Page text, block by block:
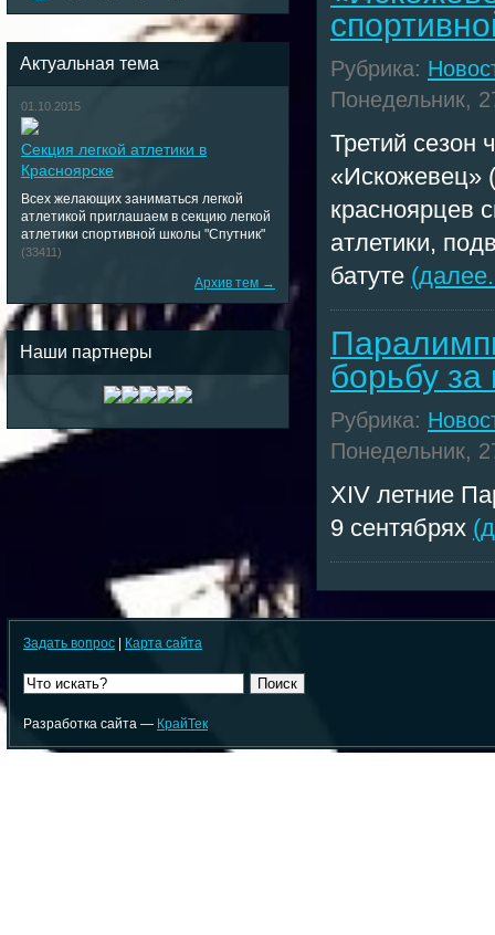
Актуальная тема
01.10.2015
Секция легкой атлетики в
Красноярске
Всех желающих заниматься легкой
атлетикой приглашаем в секцию легкой
атлетики спортивной школы "Спутник"
(33411)
Архив тем →
Наши партнеры
Рубрика:
Понедельник,
Третий сезон
«Искожевец»
красноярцев
атлетики,
батуте
борьбу
Рубрика:
Понедельник,
XIV летние
9 сентябрях
Задать вопрос Карта сайта
Поиск
Разработка сайта — КрайТек